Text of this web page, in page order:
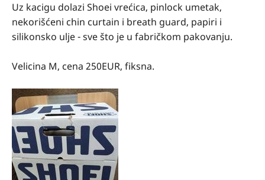
Uz kacigu dolazi Shoei vrećica, pinlock umetak,
nekorišćeni chin curtain i breath guard, papiri i
silikonsko ulje - sve što je u fabričkom pakovanju.
Velicina M, cena 250EUR, fiksna.